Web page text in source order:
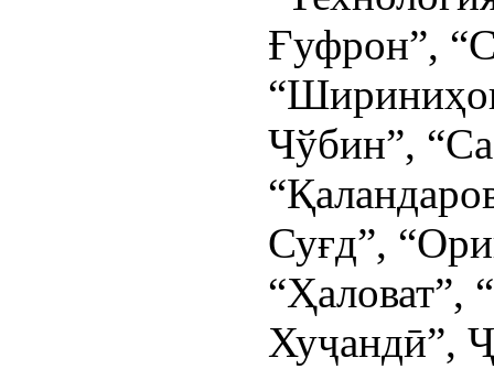
Ғуфрон”,
Чўбин”,
Суғд”,
“Ҳаловат”,
Хуҷандӣ”,